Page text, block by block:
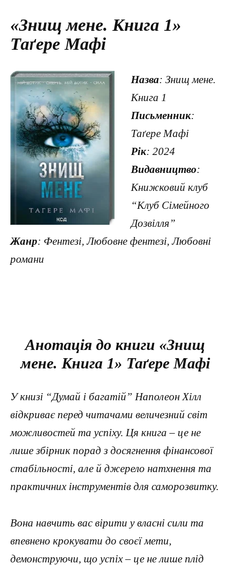
«Знищ мене. Книга 1»
Таґере Мафі
Назва: Знищ мене.
Книга 1
Письменник:
Таґере Мафі
Рік: 2024
Видавництво:
Книжковий клуб
“Клуб Сімейного
Дозвілля”
Жанр: Фентезі, Любовне фентезі, Любовні
романи
Анотація до книги «Знищ
мене. Книга 1» Таґере Мафі
У книзі “Думай і багатій” Наполеон Хілл
відкриває перед читачами величезний світ
можливостей та успіху. Ця книга – це не
лише збірник порад з досягнення фінансової
стабільності, але й джерело натхнення та
практичних інструментів для саморозвитку.
Вона навчить вас вірити у власні сили та
впевнено крокувати до своєї мети,
демонструючи, що успіх – це не лише плід